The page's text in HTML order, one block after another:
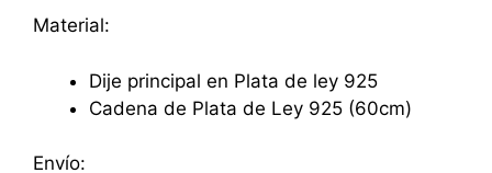
Material:
Dije principal en Plata de ley 925
Cadena de Plata de Ley 925 (60cm)
Envío: